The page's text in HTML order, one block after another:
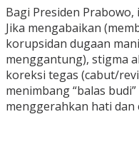
‎Bagi Presiden
Jika mengabaikan
korupsidan dugaan
menggantung), stigma
koreksi tegas (cabut/
menimbang “balas
menggerahkan hati dan